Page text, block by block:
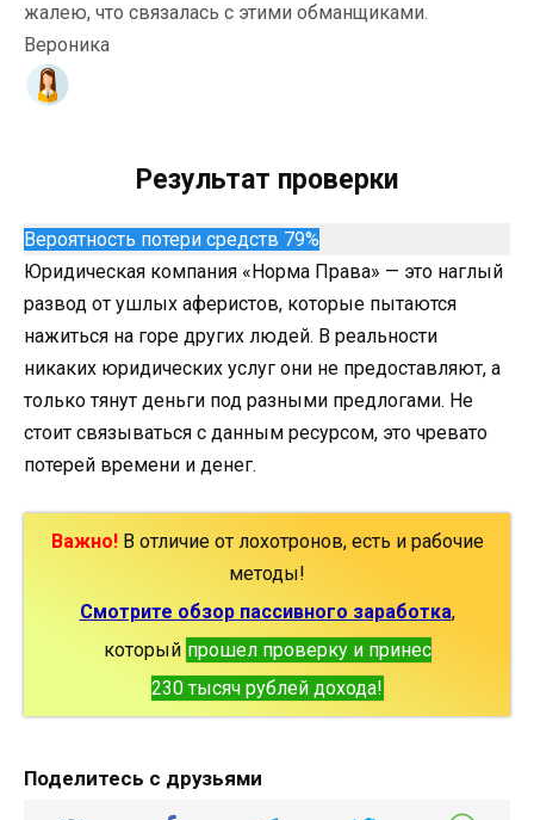
жалею, что связалась с этими обманщиками.
Вероника
Результат проверки
Вероятность потери средств 79%
Юридическая компания «Норма Права» — это наглый
развод от ушлых аферистов, которые пытаются
нажиться на горе других людей. В реальности
никаких юридических услуг они не предоставляют, а
только тянут деньги под разными предлогами. Не
стоит связываться с данным ресурсом, это чревато
потерей времени и денег.
Важно!В отличие от лохотронов, есть и рабочие
методы!
Смотрите обзор пассивного заработка,
который прошел проверку и принес
230 тысяч рублей дохода!
Поделитесь с друзьями